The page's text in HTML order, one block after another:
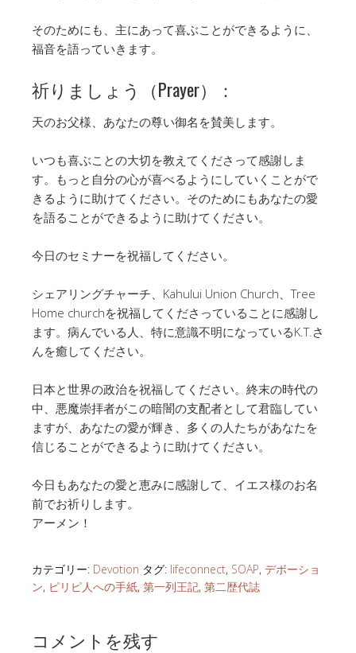
そのためにも、主にあって喜ぶことができるように、
福音を語っていきます。
祈りましょう（Prayer）：
天のお父様、あなたの尊い御名を賛美します。
いつも喜ぶことの大切を教えてくださって感謝しま
す。もっと自分の心が喜べるようにしていくことがで
きるように助けてください。そのためにもあなたの愛
を語ることができるように助けてください。
今日のセミナーを祝福してください。
シェアリングチャーチ、Kahului Union Church、Tree
Home churchを祝福してくださっていることに感謝し
ます。病んでいる人、特に意識不明になっているK.T.さ
んを癒してください。
日本と世界の政治を祝福してください。終末の時代の
中、悪魔崇拝者がこの暗闇の支配者として君臨してい
ますが、あなたの愛が輝き、多くの人たちがあなたを
信じることができるように助けてください。
今日もあなたの愛と恵みに感謝して、イエス様のお名
前でお祈りします。
アーメン！
カテゴリー: Devotion タグ: lifeconnect, SOAP, デボーショ
ン, ピリピ人への手紙, 第一列王記, 第二歴代誌
コメントを残す